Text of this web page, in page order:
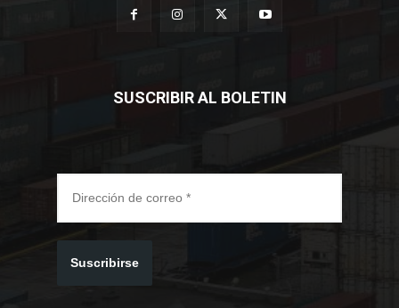
SUSCRIBIR AL BOLETIN
Suscribirse